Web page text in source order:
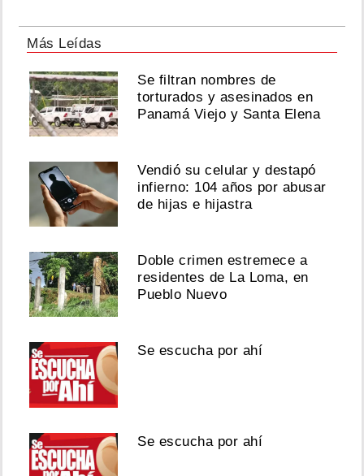
Más Leídas
Se filtran nombres de
torturados y asesinados en
Panamá Viejo y Santa Elena
Vendió su celular y destapó
infierno: 104 años por abusar
de hijas e hijastra
Doble crimen estremece a
residentes de La Loma, en
Pueblo Nuevo
Se escucha por ahí
Se escucha por ahí